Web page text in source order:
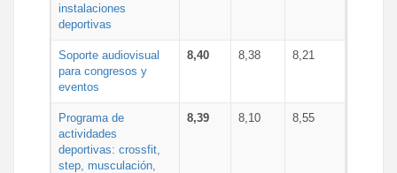
instalaciones
deportivas
Soporte audiovisual
para congresos y
eventos
8,40 8,38 8,21
Programa de
actividades
deportivas: crossfit,
step, musculación,
8,39 8,10 8,55